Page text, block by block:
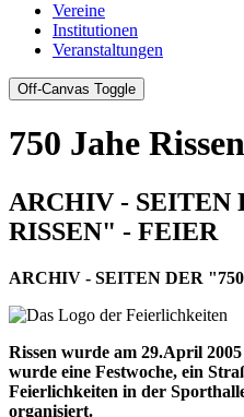
Vereine
Institutionen
Veranstaltungen
Off-Canvas Toggle
750 Jahe Rissen
ARCHIV - SEITEN
RISSEN" - FEIER
ARCHIV - SEITEN DER
Rissen wurde am 29.April
wurde eine Festwoche, ein
Feierlichkeiten in der
organisiert.